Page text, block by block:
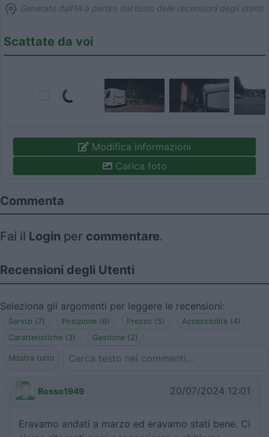
Generato dall'IA a partire dal testo delle recensioni degli utenti
Scattate da voi
Modifica informazioni
Carica foto
Commenta
Fai il Login per commentare.
Recensioni degli Utenti
Seleziona gli argomenti per leggere le recensioni:
Servizi (7) Posizione (6) Prezzo (5)
Accessibilità (4)
Caratteristiche (3)
Gestione (2)
Mostra tutto
Rosso1949 20/07/2024 12:01
Eravamo andati a marzo ed eravamo stati bene. Ci